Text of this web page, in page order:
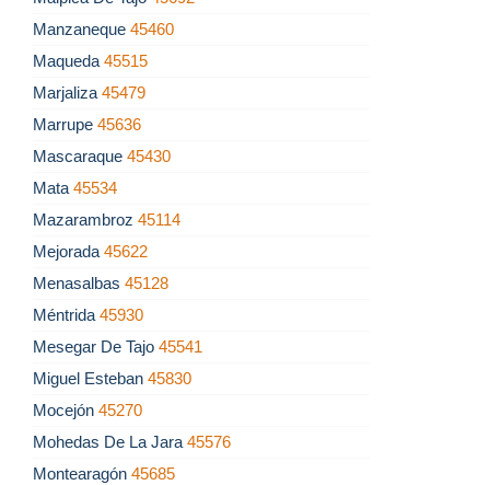
Manzaneque 45460
Maqueda 45515
Marjaliza 45479
Marrupe 45636
Mascaraque 45430
Mata 45534
Mazarambroz 45114
Mejorada 45622
Menasalbas 45128
Méntrida 45930
Mesegar De Tajo 45541
Miguel Esteban 45830
Mocejón 45270
Mohedas De La Jara 45576
Montearagón 45685